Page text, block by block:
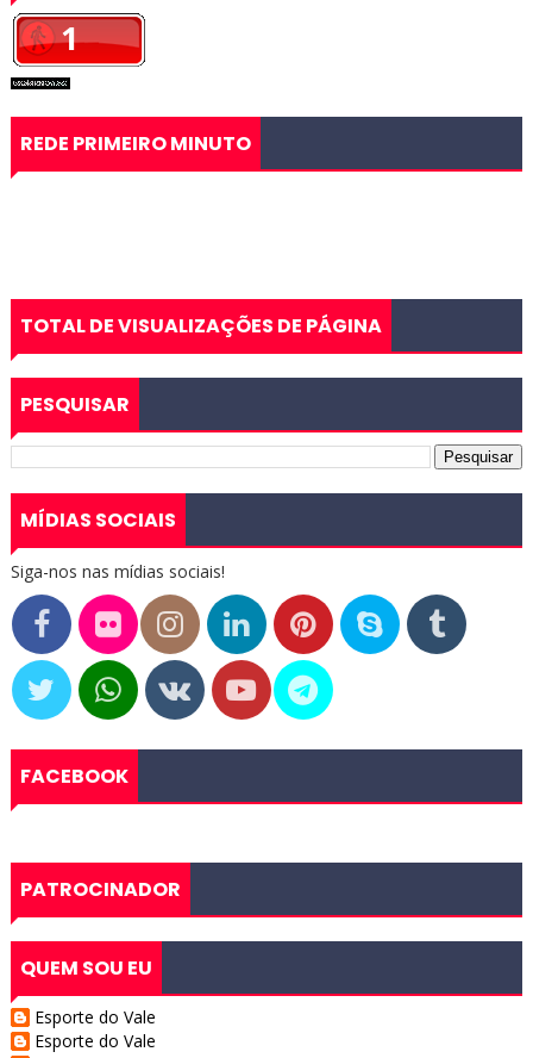
REDE PRIMEIRO MINUTO
TOTAL DE VISUALIZAÇÕES DE PÁGINA
PESQUISAR
MÍDIAS SOCIAIS
Siga-nos nas mídias sociais!
FACEBOOK
PATROCINADOR
QUEM SOU EU
Esporte do Vale
Esporte do Vale